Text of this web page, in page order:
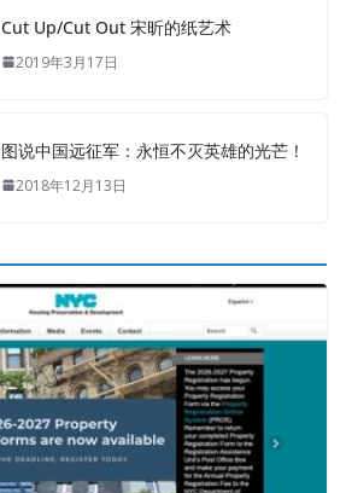
Cut Up/Cut Out 宋昕的纸艺术
2019年3月17日
图说中国远征军：永恒不灭英雄的光芒！
2018年12月13日